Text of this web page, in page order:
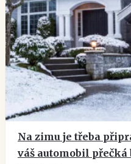
Na zimu je třeba
váš automobil přečká